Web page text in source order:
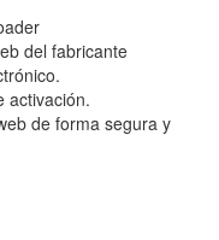
del fabricante
activación.
de forma segura y